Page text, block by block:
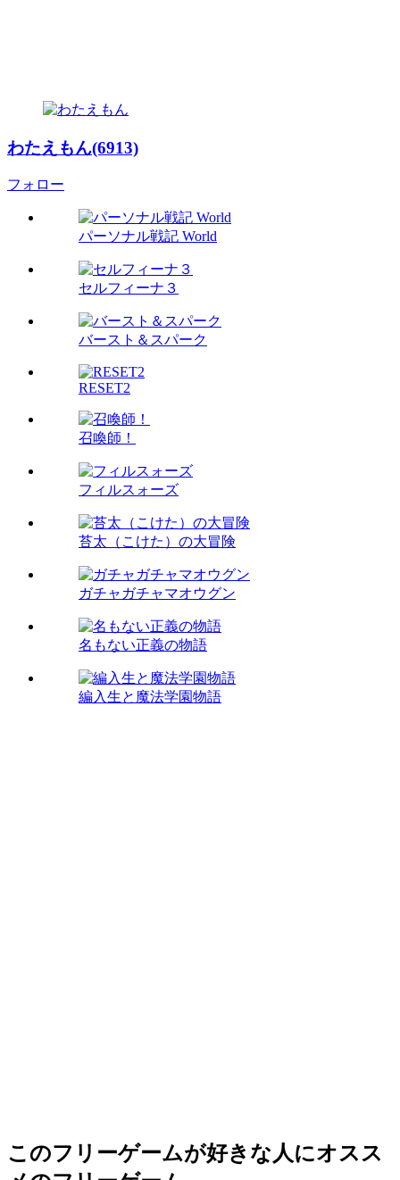
わたえもん(6913)
フォロー
パーソナル戦記 World
セルフィーナ３
バースト＆スパーク
RESET2
召喚師！
フィルスォーズ
苔太（こけた）の大冒険
ガチャガチャマオウグン
名もない正義の物語
編入生と魔法学園物語
このフリーゲームが好きな人にオスス